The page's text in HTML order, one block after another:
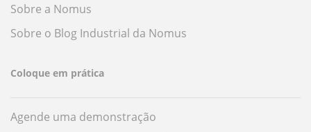
Sobre a Nomus
Sobre o Blog Industrial da Nomus
Coloque em prática
Agende uma demonstração